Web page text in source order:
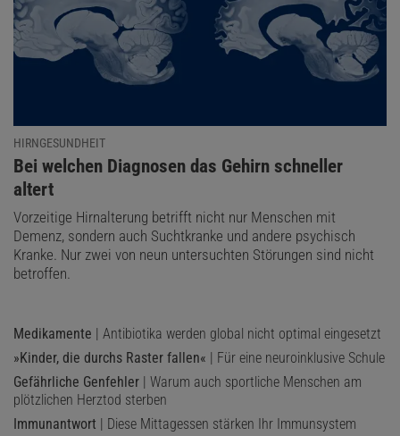
HIRNGESUNDHEIT
:
Bei welchen Diagnosen das Gehirn schneller
altert
Vorzeitige Hirnalterung betrifft nicht nur Menschen mit
Demenz, sondern auch Suchtkranke und andere psychisch
Kranke. Nur zwei von neun untersuchten Störungen sind nicht
betroffen.
Medikamente | Antibiotika werden global nicht optimal eingesetzt
»Kinder, die durchs Raster fallen« | Für eine neuroinklusive Schule
Gefährliche Genfehler | Warum auch sportliche Menschen am
plötzlichen Herztod sterben
Immunantwort | Diese Mittagessen stärken Ihr Immunsystem